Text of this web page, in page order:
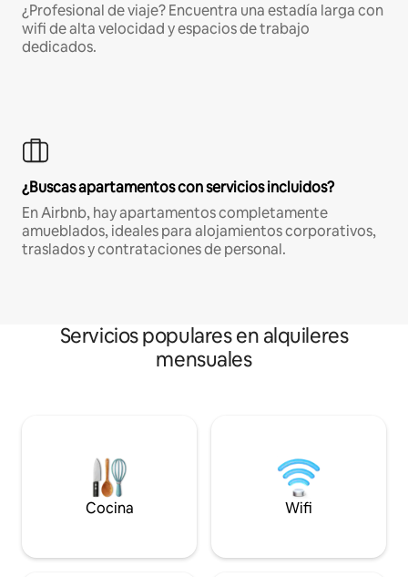
¿Profesional de viaje? Encuentra una estadía larga con
wifi de alta velocidad y espacios de trabajo
dedicados.
¿Buscas apartamentos con servicios incluidos?
En Airbnb, hay apartamentos completamente
amueblados, ideales para alojamientos corporativos,
traslados y contrataciones de personal.
Servicios populares en alquileres
mensuales
Cocina Wifi